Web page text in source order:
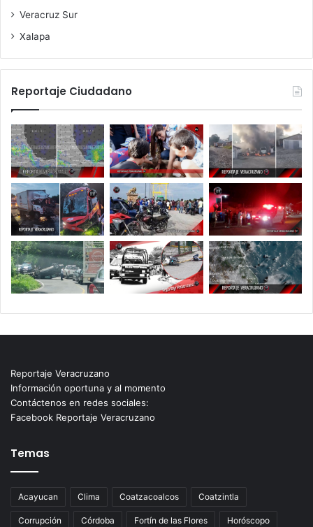
Veracruz Sur
Xalapa
Reportaje Ciudadano
Reportaje Veracruzano
Información oportuna y al momento
Contáctenos en redes sociales:
Facebook Reportaje Veracruzano
Temas
Acayucan Clima Coatzacoalcos Coatzintla
Corrupción Córdoba Fortín de las Flores Horóscopo